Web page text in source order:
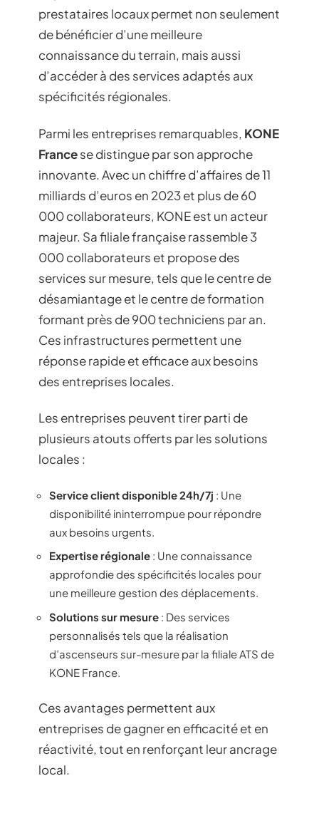
prestataires locaux permet non seulement
de bénéficier d’une meilleure
connaissance du terrain, mais aussi
d’accéder à des services adaptés aux
spécificités régionales.
Parmi les entreprises remarquables, KONE
Francese distingue par son approche
innovante. Avec un chiffre d’affaires de 11
milliards d’euros en 2023 et plus de 60
000 collaborateurs, KONE est un acteur
majeur. Sa filiale française rassemble 3
000 collaborateurs et propose des
services sur mesure, tels que le centre de
désamiantage et le centre de formation
formant près de 900 techniciens par an.
Ces infrastructures permettent une
réponse rapide et efficace aux besoins
des entreprises locales.
Les entreprises peuvent tirer parti de
plusieurs atouts offerts par les solutions
locales :
Service client disponible 24h/7j : Une
disponibilité ininterrompue pour répondre
aux besoins urgents.
Expertise régionale : Une connaissance
approfondie des spécificités locales pour
une meilleure gestion des déplacements.
Solutions sur mesure : Des services
personnalisés tels que la réalisation
d’ascenseurs sur-mesure par la filiale ATS de
KONE France.
Ces avantages permettent aux
entreprises de gagner en efficacité et en
réactivité, tout en renforçant leur ancrage
local.